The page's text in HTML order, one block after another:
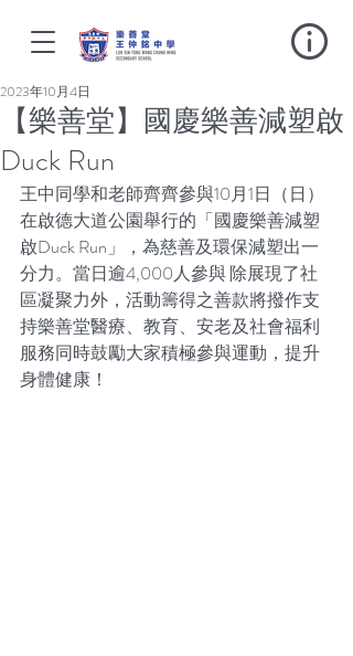
【樂善堂】國慶樂善減塑啟
Duck Run
2023年10月4日
王中同學和老師齊齊參與10月1日（日）
在啟德大道公園舉行的「國慶樂善減塑
啟Duck Run」，為慈善及環保減塑出一
分力。當日逾4,000人參與 除展現了社
區凝聚力外，活動籌得之善款將撥作支
持樂善堂醫療、教育、安老及社會福利
服務同時鼓勵大家積極參與運動，提升
身體健康！